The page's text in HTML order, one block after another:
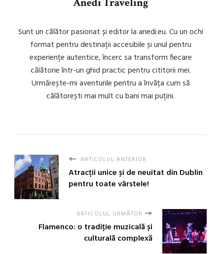
Sunt un călător pasionat și editor la anedi.eu. Cu un ochi
format pentru destinații accesibile și unul pentru
experiențe autentice, încerc sa transform fiecare
călătorie într-un ghid practic pentru cititorii mei.
Urmărește-mi aventurile pentru a învăța cum să
călătorești mai mult cu bani mai puțini.
ARTICOLUL ANTERIOR
Atracții unice și de neuitat din Dublin
pentru toate vârstele!
ARTICOLUL URMĂTOR
Flamenco: o tradiție muzicală și
culturală complexă